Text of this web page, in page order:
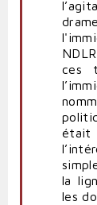
ces
était
la
les